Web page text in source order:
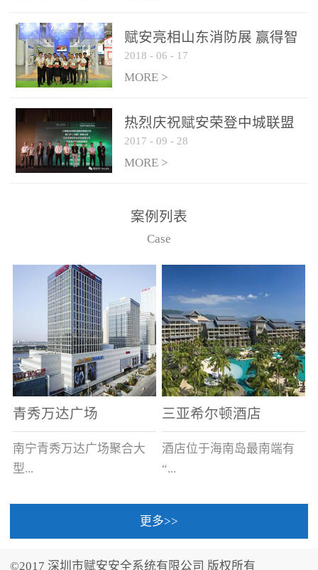
现火焰的跟踪和识别。能
更早的进行预警，达到早
报早防的效果。 系统构
成示意图： 图像型火灾
和监控端两大部分组成。
两者之间通过以太网相
联，一台监控主机最多可
从监控主机上获取，最多
只能接6台，超过的需从现
赋安亮相山东消防展 赢得智
慧消防新荣耀
2018 - 06 - 17
MORE >
热烈庆祝赋安荣登中城联盟
联合采购战略合作平台
2017 - 09 - 28
MORE >
案例列表
Case
青秀万达广场
南宁青秀万达广场聚合大
型...
三亚希尔顿酒店
酒店位于海南岛最南端有
“...
中国的海岛天堂”之美称的
更多>>
©2017 深圳市赋安安全系统有限公司 版权所有